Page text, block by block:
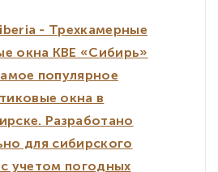
- Трехкамерные
окна KBE «Сибирь»
популярное
окна в
Разработано
для сибирского
учетом погодных